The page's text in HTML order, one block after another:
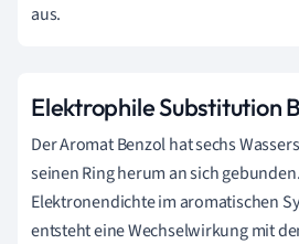
aus.
Elektrophile Substitution
Der Aromat Benzol hat sechs
seinen Ring herum an sich
Elektronendichte im aromatischen
entsteht eine Wechselwirkung mit